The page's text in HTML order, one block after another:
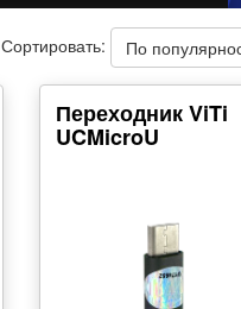
Сортировать: По
Переходник ViTi
UCMicroU